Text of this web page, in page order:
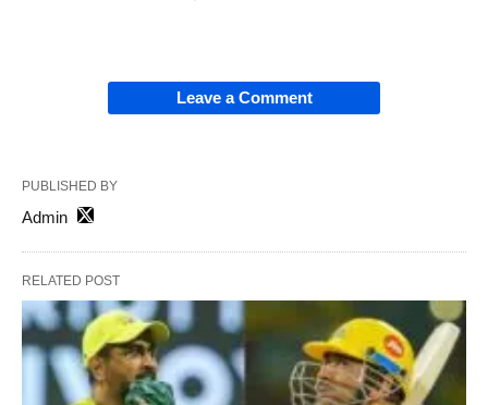
Leave a Comment
PUBLISHED BY
Admin
RELATED POST